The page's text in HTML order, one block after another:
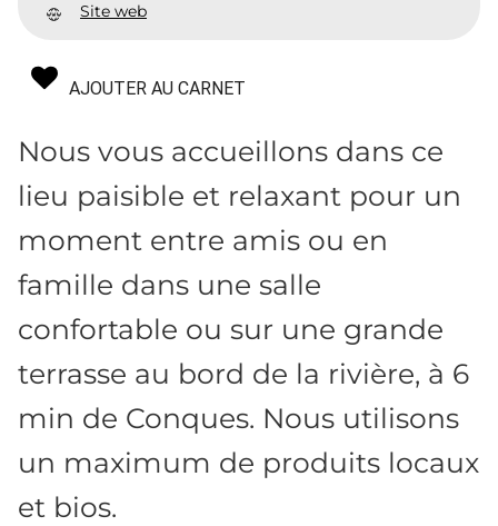
Site web
AJOUTER AU CARNET
Nous vous accueillons dans ce
lieu paisible et relaxant pour un
moment entre amis ou en
famille dans une salle
confortable ou sur une grande
terrasse au bord de la rivière, à 6
min de Conques. Nous utilisons
un maximum de produits locaux
et bios.